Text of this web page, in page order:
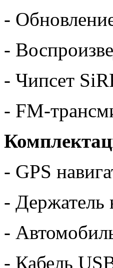
-
-
- Чипсет
- FM-
- GPS
- Держатель
-
- Кабель